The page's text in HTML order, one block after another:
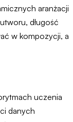
aranżacji
długość
w kompozycji, a
uczenia
danych